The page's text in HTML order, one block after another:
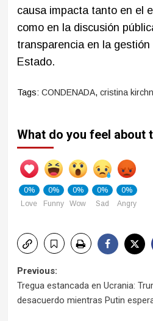
causa impacta tanto en el
como en la discusión
transparencia en la
Estado.
Tags: CONDENADA, cristina
What do you feel about
0%
Love
0%
Funny
0%
Wow
0%
Sad
0%
Angry
Post
navigation
Previous:
Tregua estancada en Ucrania:
desacuerdo mientras Putin